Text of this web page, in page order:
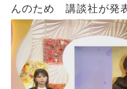
んのため 講談社が発